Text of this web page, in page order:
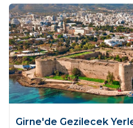
Girne'de Gezilecek